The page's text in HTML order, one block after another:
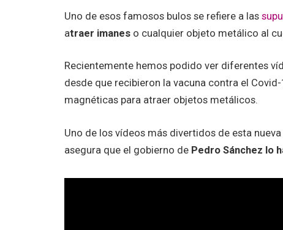
Uno de esos famosos bulos se refiere a las
atraer imanes o cualquier objeto metálico al
Recientemente hemos podido ver diferentes
desde que recibieron la vacuna contra el
magnéticas para atraer objetos metálicos.
Uno de los vídeos más divertidos de esta
asegura que el gobierno de Pedro Sánchez lo